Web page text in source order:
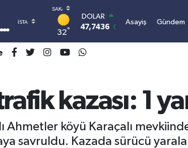
32°
DOLAR
47,7436 0.18
55,2510
BİST100
13.779
-14
BITCOIN
3.100.664,03
Asayiş Gündem
kazası: 1
Ahmetler köyü Karaçalı
savruldu. Kazada sürücü